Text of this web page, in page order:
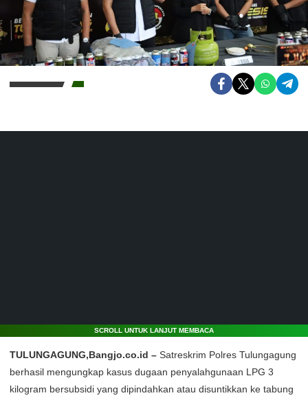
SCROLL UNTUK LANJUT MEMBACA
TULUNGAGUNG,Bangjo.co.id – Satreskrim Polres Tulungagung
berhasil mengungkap kasus dugaan penyalahgunaan LPG 3
kilogram bersubsidi yang dipindahkan atau disuntikkan ke tabung